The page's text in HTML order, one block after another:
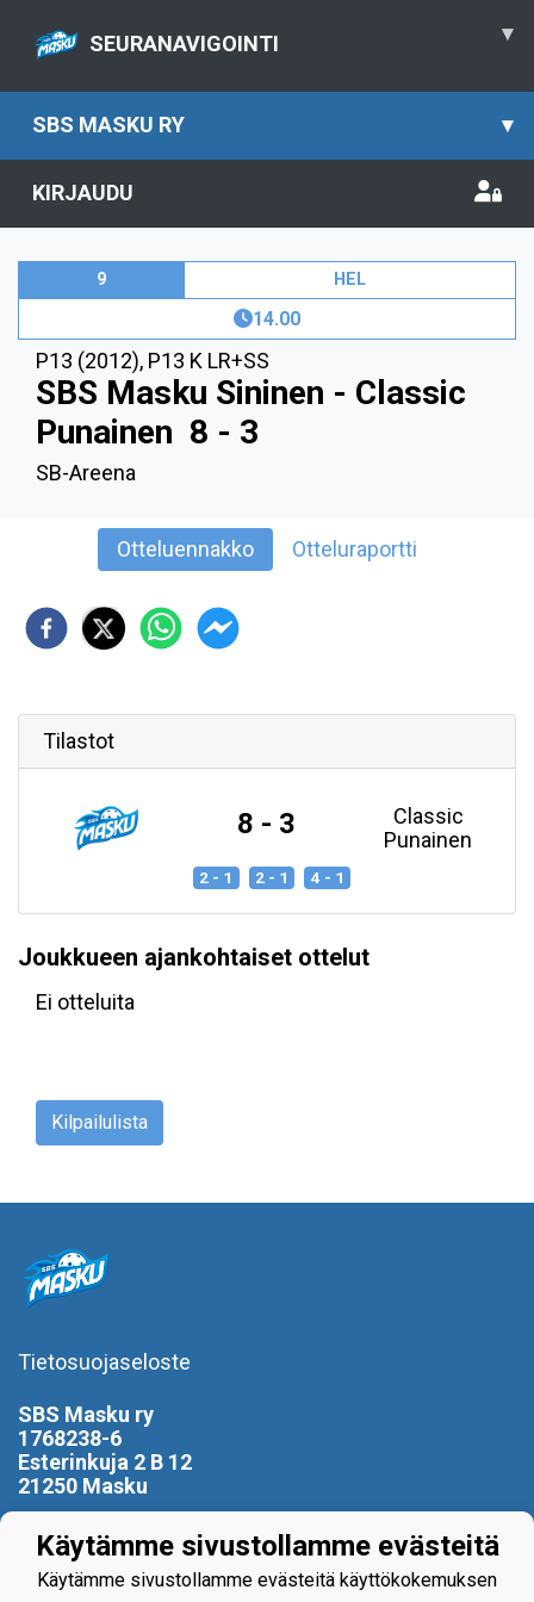
SEURANAVIGOINTI ▾
SBS MASKU RY ▾
KIRJAUDU
9 HEL
14.00
P13 (2012), P13 K LR+SS
SBS Masku Sininen - Classic
Punainen 8 - 3
SB-Areena
Otteluennakko Otteluraportti
Tilastot
8 - 3
Classic
Punainen
2 - 1 2 - 1 4 - 1
Joukkueen ajankohtaiset ottelut
Ei otteluita
Kilpailulista
Tietosuojaseloste
SBS Masku ry
1768238-6
Esterinkuja 2 B 12
21250 Masku
0400 799 896
puheenjohtaja(at)sbsmasku.com
Käytämme sivustollamme evästeitä
Käytämme sivustollamme evästeitä käyttökokemuksen